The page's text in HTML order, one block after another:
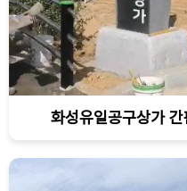
화성유일공구상가 간